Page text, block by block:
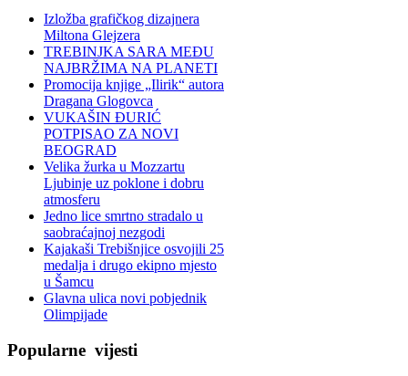
Izložba grafičkog dizajnera
Miltona Glejzera
TREBINЈKA SARA MEĐU
NAJBRŽIMA NA PLANETI
Promocija knjige „Ilirik“ autora
Dragana Glogovca
VUKAŠIN ĐURIĆ
POTPISAO ZA NOVI
BEOGRAD
Velika žurka u Mozzartu
Ljubinje uz poklone i dobru
atmosferu
Jedno lice smrtno stradalo u
saobraćajnoj nezgodi
Kajakaši Trebišnjice osvojili 25
medalja i drugo ekipno mjesto
u Šamcu
Glavna ulica novi pobjednik
Olimpijade
Popularne vijesti